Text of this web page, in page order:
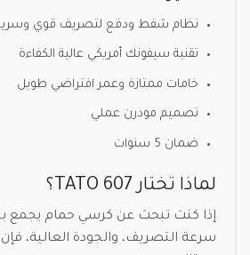
نظام شفط ودفع لتصريف قوي
تقنية سيفونك أمريكي عالية الكفاءة
خامات ممتازة وعمر افتراضي طويل
تصميم مودرن عملي
ضمان 5 سنوات
لماذا تختار TATO 607؟
إذا كنت تبحث عن كرسي حمام يجمع